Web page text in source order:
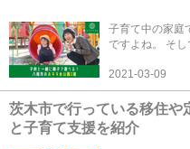
子育て中の家庭
ですよね。 そし
2021-03-09
茨木市で行っている移住や
と子育て支援を紹介